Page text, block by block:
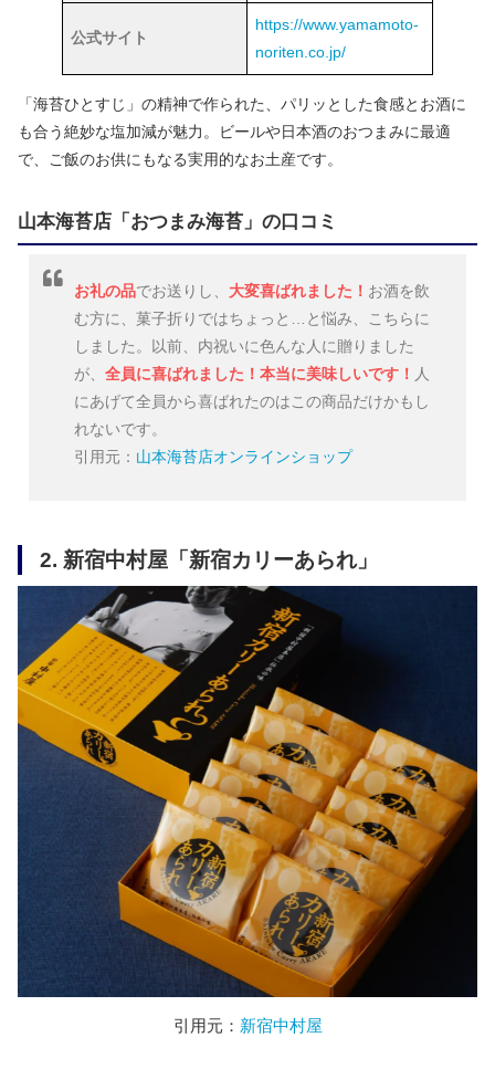
公式サイト
https://www.yamamoto-
noriten.co.jp/
「海苔ひとすじ」の精神で作られた、パリッとした食感とお酒に
も合う絶妙な塩加減が魅力。ビールや日本酒のおつまみに最適
で、ご飯のお供にもなる実用的なお土産です。
山本海苔店「おつまみ海苔」の口コミ
お礼の品でお送りし、 大変喜ばれました！ お酒を飲
む方に、菓子折りではちょっと…と悩み、こちらに
しました。以前、内祝いに色んな人に贈りました
が、 全員に喜ばれました！本当に美味しいです！ 人
にあげて全員から喜ばれたのはこの商品だけかもし
れないです。
引用元： 山本海苔店オンラインショップ
2. 新宿中村屋「新宿カリーあられ」
引用元： 新宿中村屋